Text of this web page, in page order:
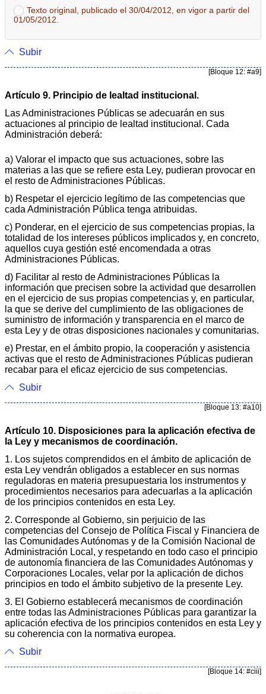
Texto original, publicado el 30/04/2012, en vigor a partir del
01/05/2012.
Subir
[Bloque 12: #a9]
Artículo 9. Principio de lealtad institucional.
Las Administraciones Públicas se adecuarán en sus
actuaciones al principio de lealtad institucional. Cada
Administración deberá:
a) Valorar el impacto que sus actuaciones, sobre las
materias a las que se refiere esta Ley, pudieran provocar en
el resto de Administraciones Públicas.
b) Respetar el ejercicio legítimo de las competencias que
cada Administración Pública tenga atribuidas.
c) Ponderar, en el ejercicio de sus competencias propias, la
totalidad de los intereses públicos implicados y, en concreto,
aquellos cuya gestión esté encomendada a otras
Administraciones Públicas.
d) Facilitar al resto de Administraciones Públicas la
información que precisen sobre la actividad que desarrollen
en el ejercicio de sus propias competencias y, en particular,
la que se derive del cumplimiento de las obligaciones de
suministro de información y transparencia en el marco de
esta Ley y de otras disposiciones nacionales y comunitarias.
e) Prestar, en el ámbito propio, la cooperación y asistencia
activas que el resto de Administraciones Públicas pudieran
recabar para el eficaz ejercicio de sus competencias.
Subir
[Bloque 13: #a10]
Artículo 10. Disposiciones para la aplicación efectiva de
la Ley y mecanismos de coordinación.
1. Los sujetos comprendidos en el ámbito de aplicación de
esta Ley vendrán obligados a establecer en sus normas
reguladoras en materia presupuestaria los instrumentos y
procedimientos necesarios para adecuarlas a la aplicación
de los principios contenidos en esta Ley.
2. Corresponde al Gobierno, sin perjuicio de las
competencias del Consejo de Política Fiscal y Financiera de
las Comunidades Autónomas y de la Comisión Nacional de
Administración Local, y respetando en todo caso el principio
de autonomía financiera de las Comunidades Autónomas y
Corporaciones Locales, velar por la aplicación de dichos
principios en todo el ámbito subjetivo de la presente Ley.
3. El Gobierno establecerá mecanismos de coordinación
entre todas las Administraciones Públicas para garantizar la
aplicación efectiva de los principios contenidos en esta Ley y
su coherencia con la normativa europea.
Subir
[Bloque 14: #ciii]